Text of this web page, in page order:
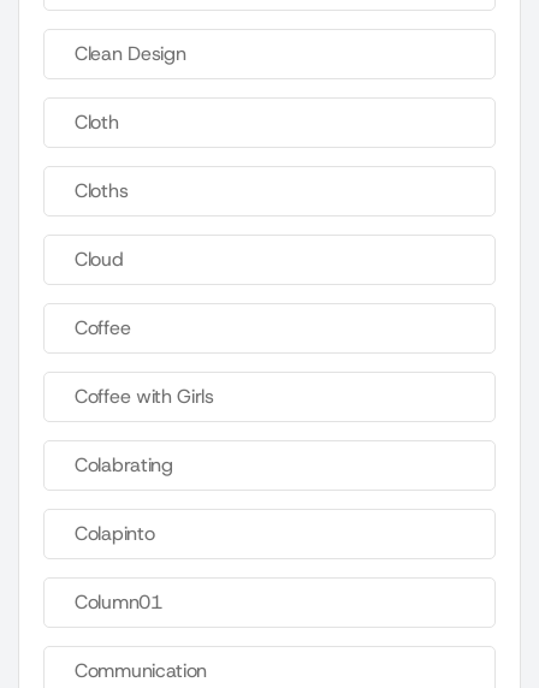
Clean Design
Cloth
Cloths
Cloud
Coffee
Coffee with Girls
Colabrating
Colapinto
Column01
Communication